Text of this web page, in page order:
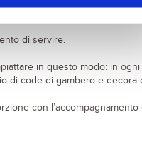
di servire.
in questo modo: in
di code di gambero e decora
con l’accompagnamento